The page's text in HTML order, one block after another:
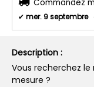
Commandez
✔ mer. 9 septembre
Description :
Vous recherchez
mesure ?